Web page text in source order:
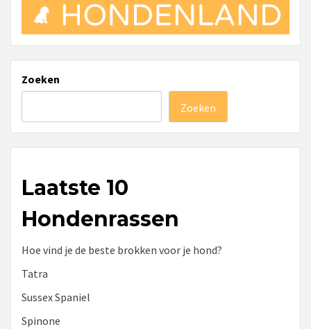
Zoeken
Zoeken
Laatste 10
Hondenrassen
Hoe vind je de beste brokken voor je hond?
Tatra
Sussex Spaniel
Spinone